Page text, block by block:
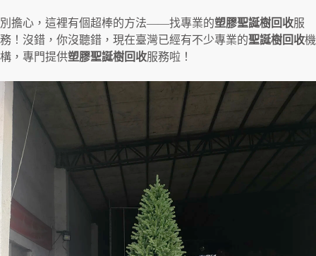
別擔心，這裡有個超棒的方法——找專業的塑膠聖誕樹回收服
務！沒錯，你沒聽錯，現在臺灣已經有不少專業的聖誕樹回收機
構，專門提供塑膠聖誕樹回收服務啦！